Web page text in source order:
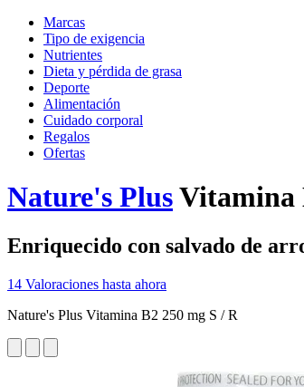
Marcas
Tipo de exigencia
Nutrientes
Dieta y pérdida de grasa
Deporte
Alimentación
Cuidado corporal
Regalos
Ofertas
Nature's PlusVitamina
Enriquecido con salvado de
14 Valoraciones hasta ahora
Nature's Plus Vitamina B2 250 mg S / R